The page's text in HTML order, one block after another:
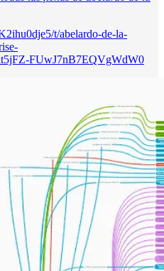
t/abelardo-de-la-
FUwJ7nB7EQVgWdW0